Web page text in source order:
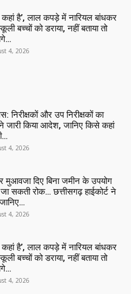
कहां है’, लाल कपड़े में नारियल बांधकर
बच्चों को डराया, नहीं बताया तो
4, 2026
निरीक्षकों और उप निरीक्षकों का
जारी किया आदेश, जानिए किसे कहां
4, 2026
दिए बिना जमीन के उपयोग
सकती रोक… छत्तीसगढ़ हाईकोर्ट ने
4, 2026
कहां है’, लाल कपड़े में नारियल बांधकर
बच्चों को डराया, नहीं बताया तो
4, 2026